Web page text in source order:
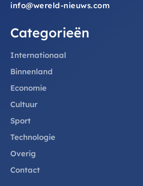
info@wereld-nieuws.com
Categorieën
Internationaal
Binnenland
Economie
Cultuur
Sport
Technologie
Overig
Contact